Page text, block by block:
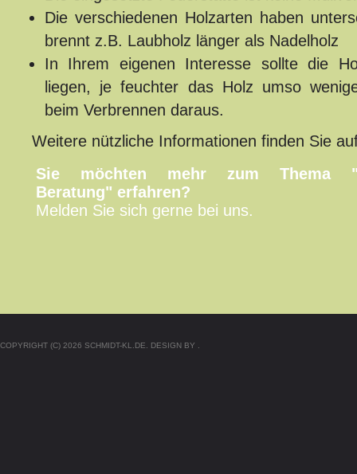
Die verschiedenen Holzarten haben
brennt z.B. Laubholz länger als Nadelholz
In Ihrem eigenen Interesse sollte die
liegen, je feuchter das Holz umso
beim Verbrennen daraus.
Weitere nützliche Informationen finden Sie
Sie möchten mehr zum Thema
Beratung" erfahren?
Melden Sie sich gerne bei uns.
COPYRIGHT (C) 2026 SCHMIDT-KL.DE. DESIGN BY .